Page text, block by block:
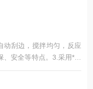
动刮边，搅拌均匀，反应
安全等特点。3.采用*的
4.填料密封，双加料口，